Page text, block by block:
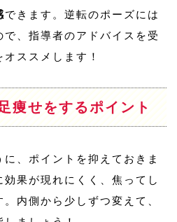
できます。逆転のポーズには
、指導者のアドバイスを受
ススメします！
痩せをするポイント
、ポイントを抑えておきま
果が現れにくく、焦ってし
内側から少しずつ変えて、